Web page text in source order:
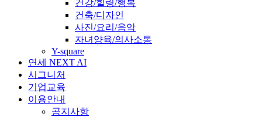
건강/힐링/행복
건축/디자인
사진/요리/음악
자녀양육/의사소통
Y-square
연세 NEXT AI
시그니처
기업교육
이용안내
공지사항